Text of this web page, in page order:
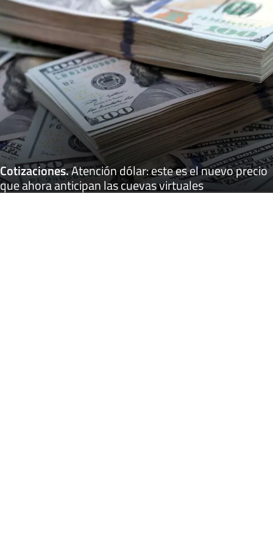
Cotizaciones.Atención dólar: este es el nuevo precio
que ahora anticipan las cuevas virtuales